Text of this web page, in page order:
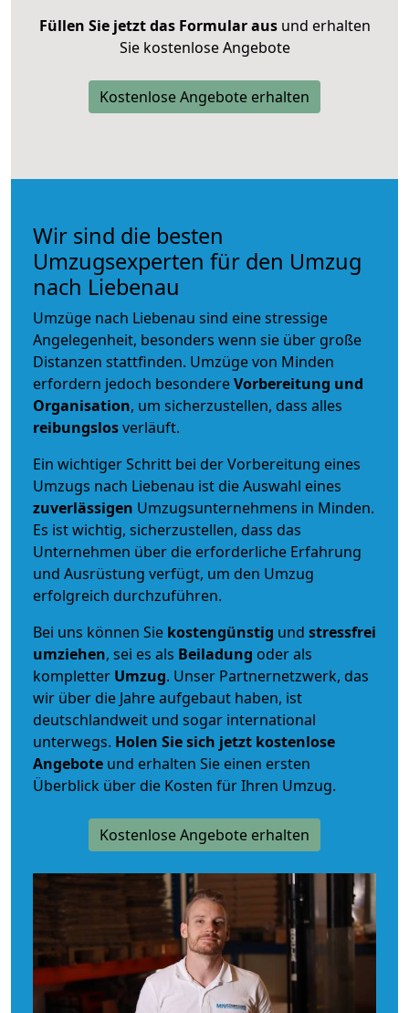
Füllen Sie jetzt das Formular ausund erhalten
Sie kostenlose Angebote
Kostenlose Angebote erhalten
Wir sind die besten
Umzugsexperten für den Umzug
nach Liebenau
Umzüge nach Liebenau sind eine stressige
Angelegenheit, besonders wenn sie über große
Distanzen stattfinden. Umzüge von Minden
erfordern jedoch besondereVorbereitung und
Organisation, um sicherzustellen, dass alles
reibungslosverläuft.
Ein wichtiger Schritt bei der Vorbereitung eines
Umzugs nach Liebenau ist die Auswahl eines
zuverlässigen Umzugsunternehmens in Minden.
Es ist wichtig, sicherzustellen, dass das
Unternehmen über die erforderliche Erfahrung
und Ausrüstung verfügt, um den Umzug
erfolgreich durchzuführen.
Bei uns können Sie kostengünstig und stressfrei
umziehen, sei es als Beiladung oder als
kompletter Umzug. Unser Partnernetzwerk, das
wir über die Jahre aufgebaut haben, ist
deutschlandweit und sogar international
unterwegs. Holen Sie sich jetzt kostenlose
Angebote und erhalten Sie einen ersten
Überblick über die Kosten für Ihren Umzug.
Kostenlose Angebote erhalten